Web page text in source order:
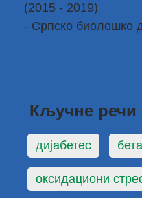
(2015 - 2019)
- Српско биолошко
Кључне речи
дијабетес
оксидациони